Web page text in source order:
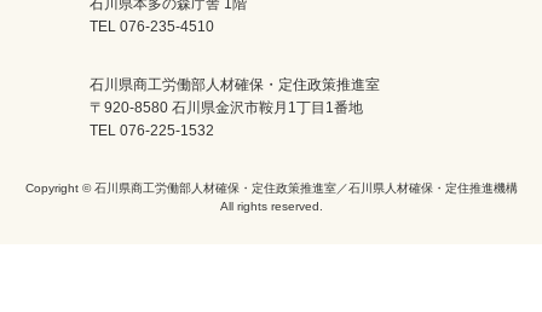
石川県本多の森庁舎 1階
TEL 076-235-4510
石川県商工労働部人材確保・定住政策推進室
〒920-8580 石川県金沢市鞍月1丁目1番地
TEL 076-225-1532
Copyright © 石川県商工労働部人材確保・定住政策推進室／石川県人材確保・定住推進機構
All rights reserved.